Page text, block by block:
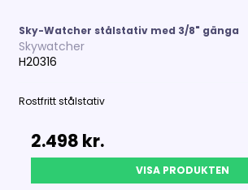
Sky-Watcher stålstativ med 3/8" gänga
Skywatcher
H20316
Rostfritt stålstativ
2.498 kr.
VISA PRODUKTEN